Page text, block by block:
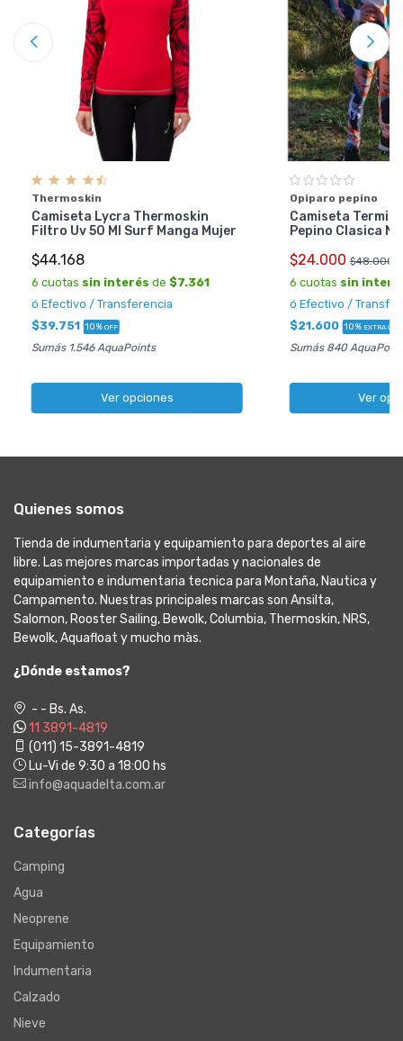
Thermoskin
Camiseta Lycra Thermoskin
Filtro Uv 50 Ml Surf Manga Mujer
$44.168
6 cuotas sin interés de $7.361
ó Efectivo / Transferencia
$39.751 10% OFF
Sumás 1.546 AquaPoints
Ver opciones
Opiparo pepino
Camiseta
Pepino Clasica
$24.000 $48.000
6 cuotas sin
ó Efectivo /
$21.600 10% EXTRA OFF
Sumás 840
Ver
Quienes somos
Tienda de indumentaria y equipamiento para deportes al aire
libre. Las mejores marcas importadas y nacionales de
equipamiento e indumentaria tecnica para Montaña, Nautica y
Campamento. Nuestras principales marcas son Ansilta,
Salomon, Rooster Sailing, Bewolk, Columbia, Thermoskin, NRS,
Bewolk, Aquafloat y mucho màs.
¿Dónde estamos?
- - Bs. As.
11 3891-4819
(011) 15-3891-4819
Lu-Vi de 9:30 a 18:00 hs
info@aquadelta.com.ar
Categorías
Camping
Agua
Neoprene
Equipamiento
Indumentaria
Calzado
Nieve